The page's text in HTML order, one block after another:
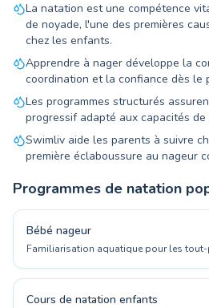
La natation est une compétence
de noyade, l'une des premières
chez les enfants.
Apprendre à nager développe la
coordination et la confiance dès le
Les programmes structurés
progressif adapté aux capacités
Swimliv aide les parents à suivre
première éclaboussure au nageur
Programmes de natation
Bébé nageur
Familiarisation aquatique pour les
Cours de natation enfants